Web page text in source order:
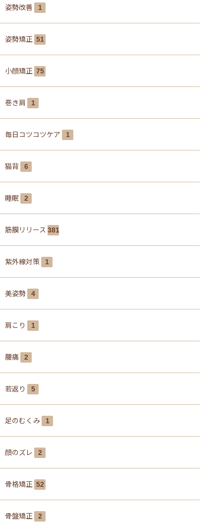
姿勢改善 1
姿勢矯正 51
小顔矯正 75
巻き肩 1
毎日コツコツケア 1
猫背 6
睡眠 2
筋膜リリース 381
紫外線対策 1
美姿勢 4
肩こり 1
腰痛 2
若返り 5
足のむくみ 1
顔のズレ 2
骨格矯正 52
骨盤矯正 2